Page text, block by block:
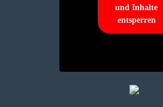
und Inhalte
entsperren